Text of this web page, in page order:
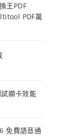
王PDF
PDF萬
顯卡效能
免費語音通